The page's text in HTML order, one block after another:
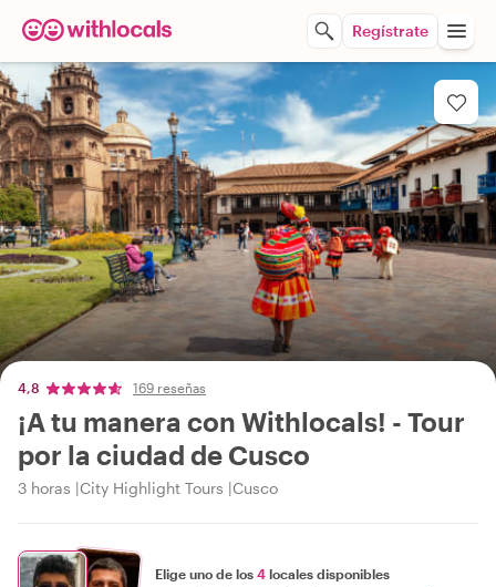
Regístrate
4,8 169 reseñas
¡A tu manera con Withlocals! - Tour
por la ciudad de Cusco
3 horas City Highlight Tours Cusco
Elige uno de los 4 locales disponibles